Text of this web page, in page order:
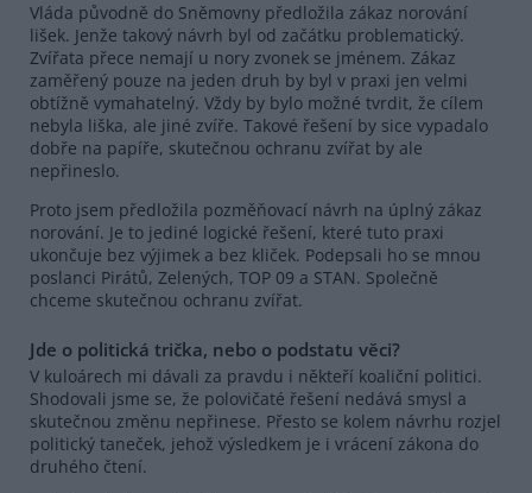
Vláda původně do Sněmovny předložila zákaz norování
lišek. Jenže takový návrh byl od začátku problematický.
Zvířata přece nemají u nory zvonek se jménem. Zákaz
zaměřený pouze na jeden druh by byl v praxi jen velmi
obtížně vymahatelný. Vždy by bylo možné tvrdit, že cílem
nebyla liška, ale jiné zvíře. Takové řešení by sice vypadalo
dobře na papíře, skutečnou ochranu zvířat by ale
nepřineslo.
Proto jsem předložila pozměňovací návrh na úplný zákaz
norování. Je to jediné logické řešení, které tuto praxi
ukončuje bez výjimek a bez kliček. Podepsali ho se mnou
poslanci Pirátů, Zelených, TOP 09 a STAN. Společně
chceme skutečnou ochranu zvířat.
Jde o politická trička, nebo o podstatu věci?
V kuloárech mi dávali za pravdu i někteří koaliční politici.
Shodovali jsme se, že polovičaté řešení nedává smysl a
skutečnou změnu nepřinese. Přesto se kolem návrhu rozjel
politický taneček, jehož výsledkem je i vrácení zákona do
druhého čtení.